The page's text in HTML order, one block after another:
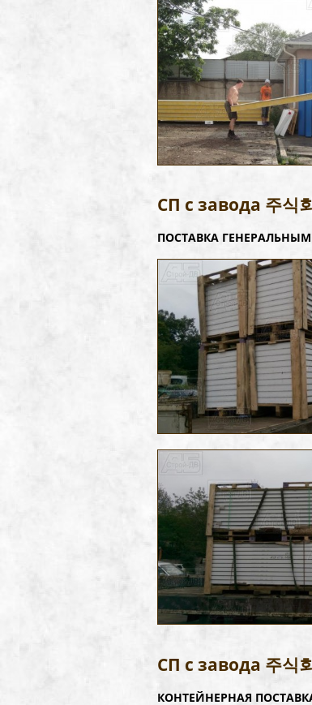
СП с завода 주식
ПОСТАВКА ГЕНЕРАЛЬНЫМ
СП с завода 주식
КОНТЕЙНЕРНАЯ ПОСТАВКА